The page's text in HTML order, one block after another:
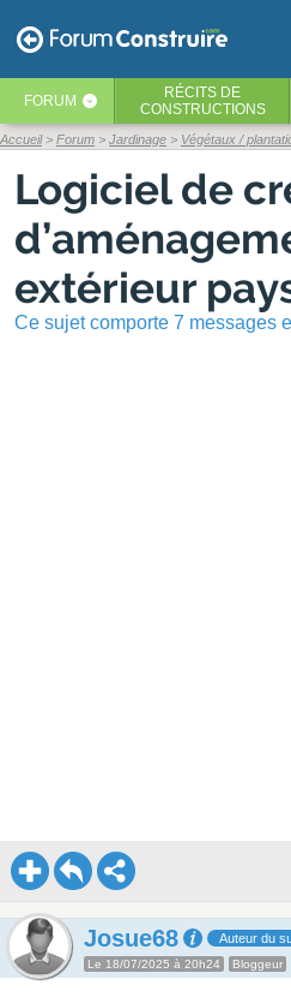
FORUM ‹ RÉCITS DE
CONSTRUCTIONS
Accueil Forum Jardinage Végétaux /
Logiciel de
extérieur
Ce sujet comporte 7 messages
Josue68 Auteur du
Le 18/07/2025 à 20h24 Bloggeur